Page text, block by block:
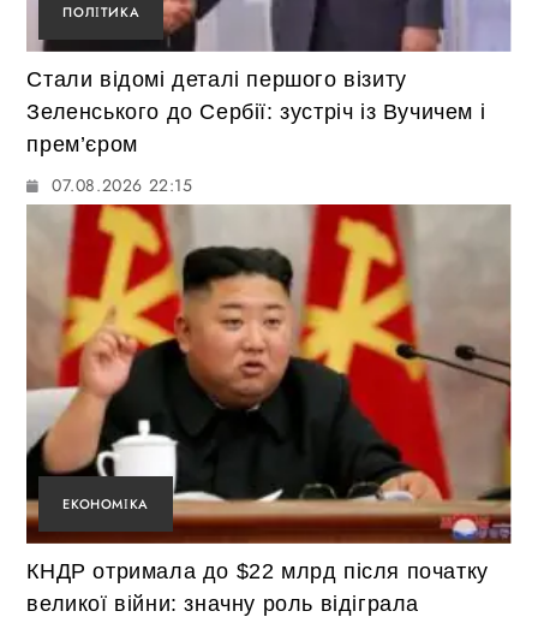
ПОЛІТИКА
Стали відомі деталі першого візиту
Зеленського до Сербії: зустріч із Вучичем і
прем’єром
07.08.2026 22:15
ЕКОНОМІКА
КНДР отримала до $22 млрд після початку
великої війни: значну роль відіграла